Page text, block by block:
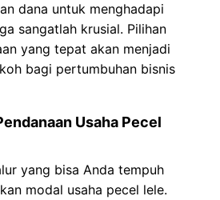
dana untuk menghadapi
sangatlah krusial. Pilihan
yang tepat akan menjadi
bagi pertumbuhan bisnis
Usaha Pecel
yang bisa Anda tempuh
modal usaha pecel lele.